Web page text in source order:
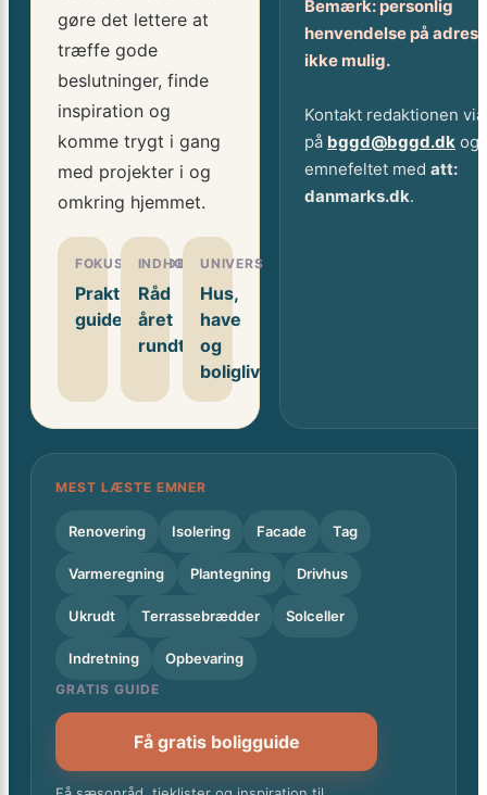
gøre det lettere at
træffe gode
beslutninger, finde
inspiration og
komme trygt i gang
med projekter i og
omkring hjemmet.
FOKUSOMRÅDE
Praktiske
guides
INDHOLD
Råd
året
rundt
UNIVERS
Hus,
have
og
boligliv
Bemærk: personlig
henvendelse på
ikke mulig.
Kontakt redaktionen
på bggd@bggd.dk og
emnefeltet med att:
danmarks.dk.
MEST LÆSTE EMNER
Renovering Isolering Facade Tag
Varmeregning Plantegning Drivhus
Ukrudt Terrassebrædder Solceller
Indretning Opbevaring
GRATIS GUIDE
Få gratis boligguide